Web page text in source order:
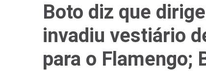
Boto diz que
invadiu vestiário
para o Flamengo;